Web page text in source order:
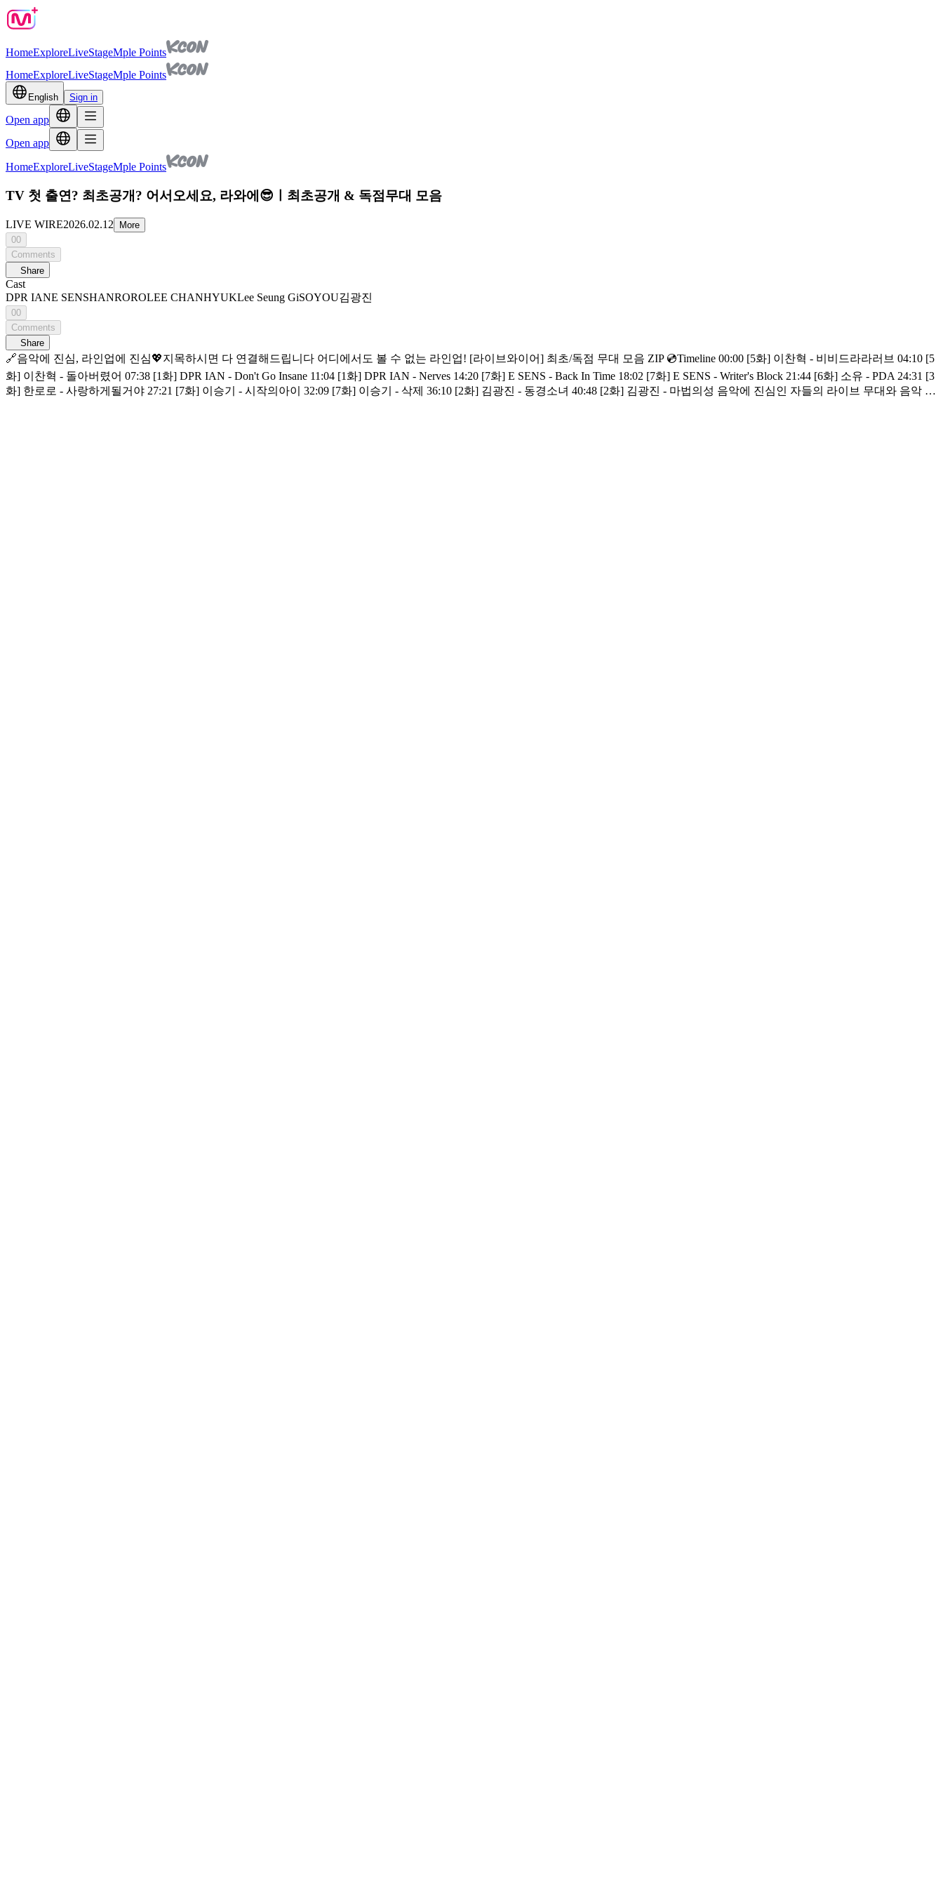
HomeExploreLiveStageMple Points
HomeExploreLiveStageMple Points
English Sign in
Open app
Open app
HomeExploreLiveStageMple Points
TV 첫 출연? 최초공개? 어서오세요, 라와에😎ㅣ최초공개 & 독점무대 모음
LIVE WIRE2026.02.12
More
00
Comments
Share
Cast
DPR IANE SENSHANROROLEE CHANHYUKLee Seung GiSOYOU김광진
00
Comments
Share
🔗음악에 진심, 라인업에 진심💖지목하시면 다 연결해드립니다 어디에서도 볼 수 없는 라인업! [라이브와이어] 최초/독점 무대 모음 ZIP 💿Timeline 00:00 [5화] 이찬혁 - 비비드라라러브 04:10 [5
화] 이찬혁 - 돌아버렸어 07:38 [1화] DPR IAN - Don't Go Insane 11:04 [1화] DPR IAN - Nerves 14:20 [7화] E SENS - Back In Time 18:02 [7화] E SENS - Writer's Block 21:44 [6화] 소유 - PDA 24:31 [3
화] 한로로 - 사랑하게될거야 27:21 [7화] 이승기 - 시작의아이 32:09 [7화] 이승기 - 삭제 36:10 [2화] 김광진 - 동경소녀 40:48 [2화] 김광진 - 마법의성 음악에 진심인 자들의 라이브 무대와 음악 뒷